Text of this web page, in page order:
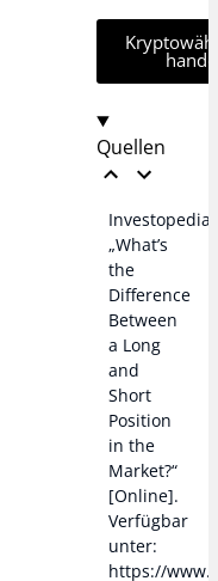
Quellen
Investopedia
„What’s
the
Difference
Between
a Long
and
Short
Position
in the
Market?“
[Online].
Verfügbar
unter:
https://